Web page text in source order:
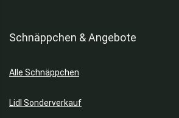
Schnäppchen & Angebote
Alle Schnäppchen
Lidl Sonderverkauf